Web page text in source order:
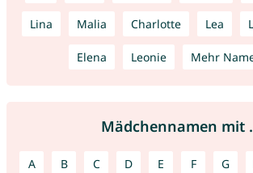
Lina Malia Charlotte Lea
Elena Leonie Mehr
Mädchennamen mit
A B C D E F G